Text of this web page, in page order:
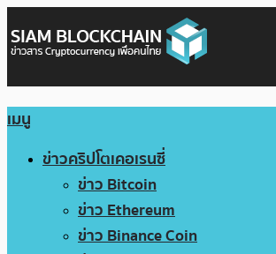
เมนู
ข่าวคริปโตเคอเรนซี่
ข่าว Bitcoin
ข่าว Ethereum
ข่าว Binance Coin